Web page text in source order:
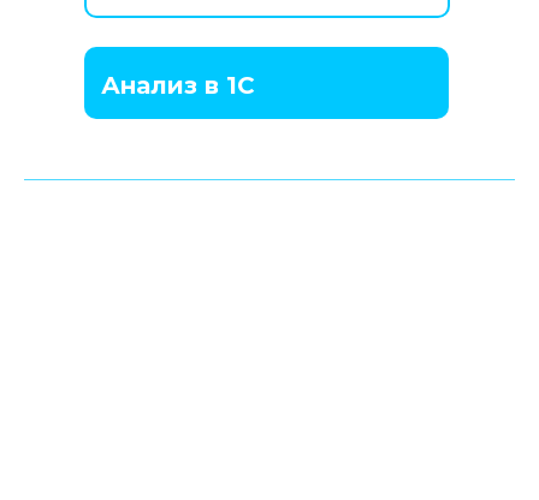
Анализ в 1С